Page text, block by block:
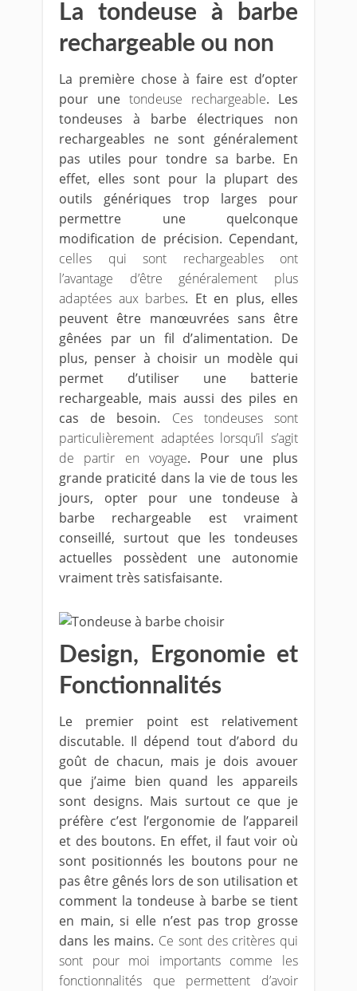
La tondeuse à barbe
rechargeable ou non
La première chose à faire est d’opter
pour une tondeuse rechargeable. Les
tondeuses à barbe électriques non
rechargeables ne sont généralement
pas utiles pour tondre sa barbe. En
effet, elles sont pour la plupart des
outils génériques trop larges pour
permettre une quelconque
modification de précision. Cependant,
celles qui sont rechargeables ont
l’avantage d’être généralement plus
adaptées aux barbes. Et en plus, elles
peuvent être manœuvrées sans être
gênées par un fil d’alimentation. De
plus, penser à choisir un modèle qui
permet d’utiliser une batterie
rechargeable, mais aussi des piles en
cas de besoin. Ces tondeuses sont
particulièrement adaptées lorsqu’il s’agit
de partir en voyage. Pour une plus
grande praticité dans la vie de tous les
jours, opter pour une tondeuse à
barbe rechargeable est vraiment
conseillé, surtout que les tondeuses
actuelles possèdent une autonomie
vraiment très satisfaisante.
Design, Ergonomie et
Fonctionnalités
Le premier point est relativement
discutable. Il dépend tout d’abord du
goût de chacun, mais je dois avouer
que j’aime bien quand les appareils
sont designs. Mais surtout ce que je
préfère c’est l’ergonomie de l’appareil
et des boutons. En effet, il faut voir où
sont positionnés les boutons pour ne
pas être gênés lors de son utilisation et
comment la tondeuse à barbe se tient
en main, si elle n’est pas trop grosse
dans les mains. Ce sont des critères qui
sont pour moi importants comme les
fonctionnalités que permettent d’avoir